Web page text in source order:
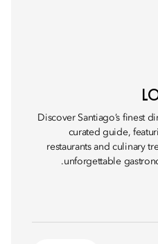
Discover Santiago’s finest
curated guide,
restaurants and culinary
unforgettable